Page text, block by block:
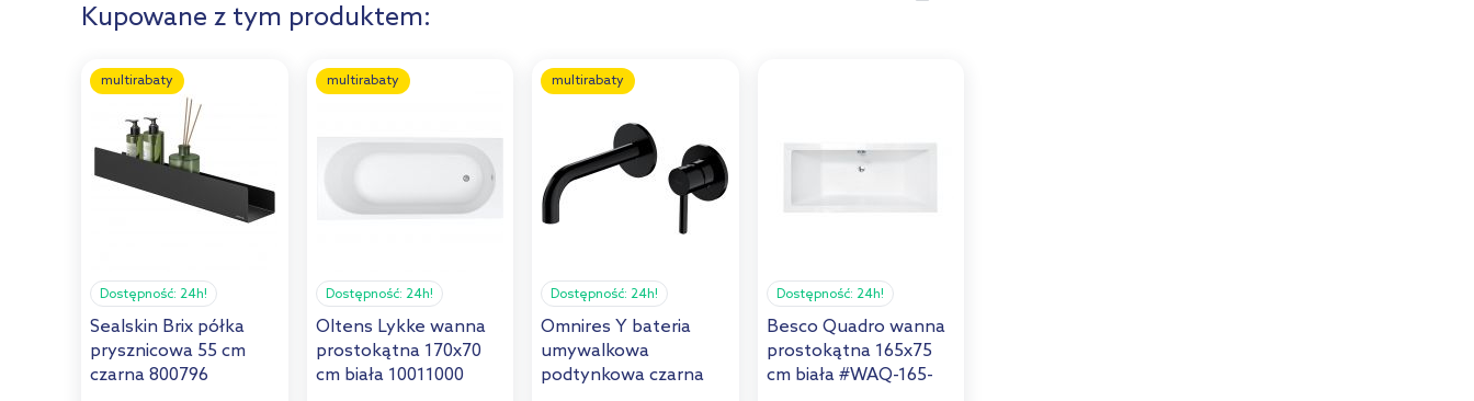
Kupowane z tym produktem:
multirabaty
Dostępność: 24h!
Sealskin Brix półka
prysznicowa 55 cm
czarna 800796
multirabaty
Dostępność: 24h!
Oltens Lykke wanna
prostokątna 170x70
cm biała 10011000
multirabaty
Dostępność: 24h!
Omnires Y bateria
umywalkowa
podtynkowa czarna
Dostępność: 24h!
Besco Quadro wanna
prostokątna 165x75
cm biała #WAQ-165-